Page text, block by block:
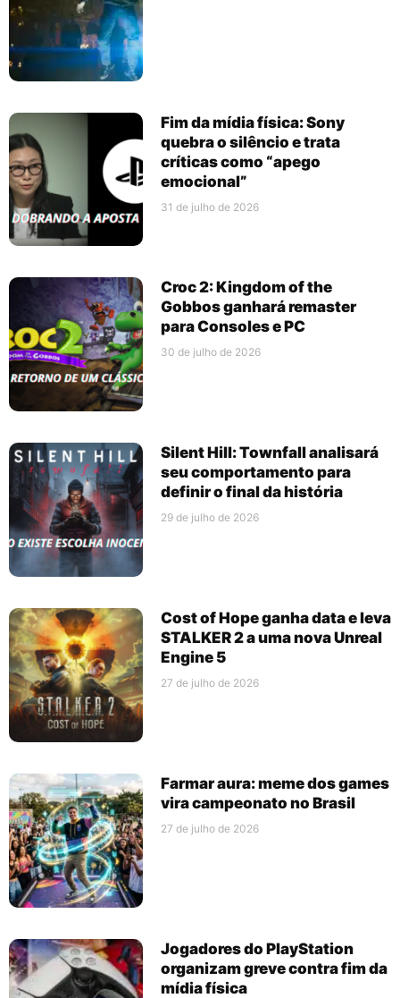
Fim da mídia física: Sony
quebra o silêncio e trata
críticas como “apego
emocional”
31 de julho de 2026
Croc 2: Kingdom of the
Gobbos ganhará remaster
para Consoles e PC
30 de julho de 2026
Silent Hill: Townfall analisará
seu comportamento para
definir o final da história
29 de julho de 2026
Cost of Hope ganha data e leva
STALKER 2 a uma nova Unreal
Engine 5
27 de julho de 2026
Farmar aura: meme dos games
vira campeonato no Brasil
27 de julho de 2026
Jogadores do PlayStation
organizam greve contra fim da
mídia física